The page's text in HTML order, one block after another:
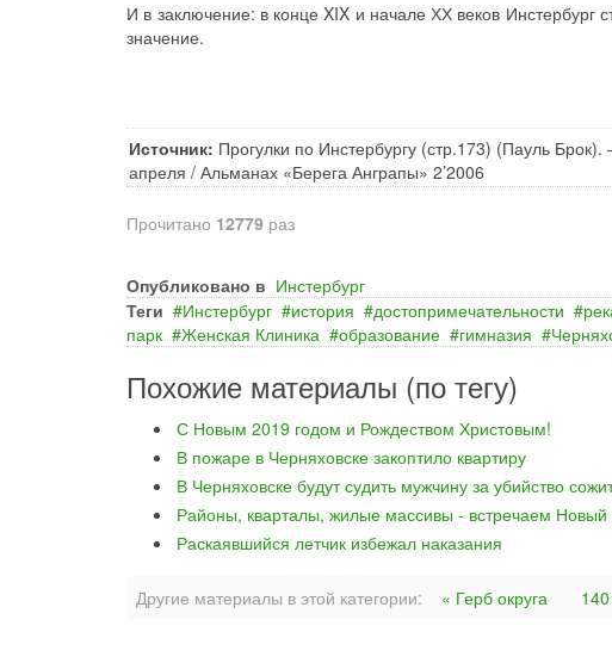
И в заключение: в конце XIX и начале ХХ веков
значение.
Источник: Прогулки по Инстербургу (стр.173) (Пауль
апреля / Альманах «Берега Анграпы» 2’2006
Прочитано 12779 раз
Опубликовано в Инстербург
Теги
Инстербург история достопримечательности
парк
Женская Клиника образование гимназия
Похожие материалы (по тегу)
С Новым 2019 годом и Рождеством Христовым!
В пожаре в Черняховске закоптило квартиру
В Черняховске будут судить мужчину за убийство
Районы, кварталы, жилые массивы - встречаем Новый
Раскаявшийся летчик избежал наказания
Другие материалы в этой категории: « Герб округа